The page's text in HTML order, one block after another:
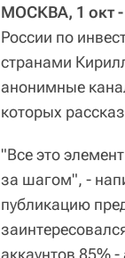
МОСКВА, 1 окт
России по
странами
анонимные
которых
"Все это
за шагом", -
публикацию
аккаунтов 85%